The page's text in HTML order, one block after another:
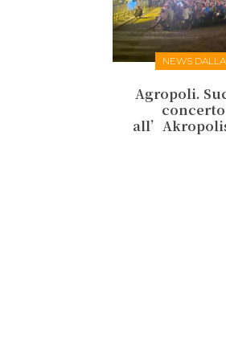
NEWS
Agropoli.